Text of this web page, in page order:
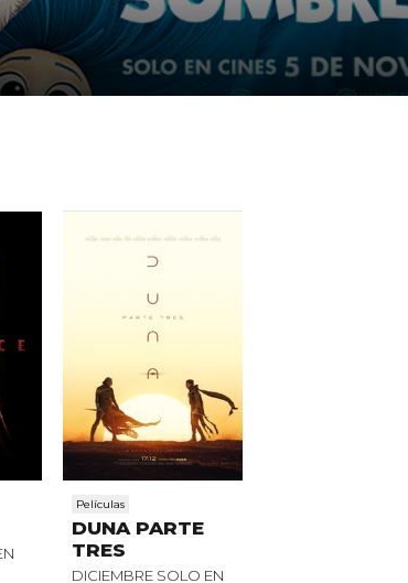
Películas
DUNA PARTE
TRES
DICIEMBRE SOLO EN